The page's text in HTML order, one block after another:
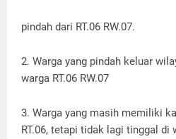
pindah dari RT.06 RW.07.
2. Warga yang pindah keluar
warga RT.06 RW.07
3. Warga yang masih memiliki
RT.06, tetapi tidak lagi tinggal di